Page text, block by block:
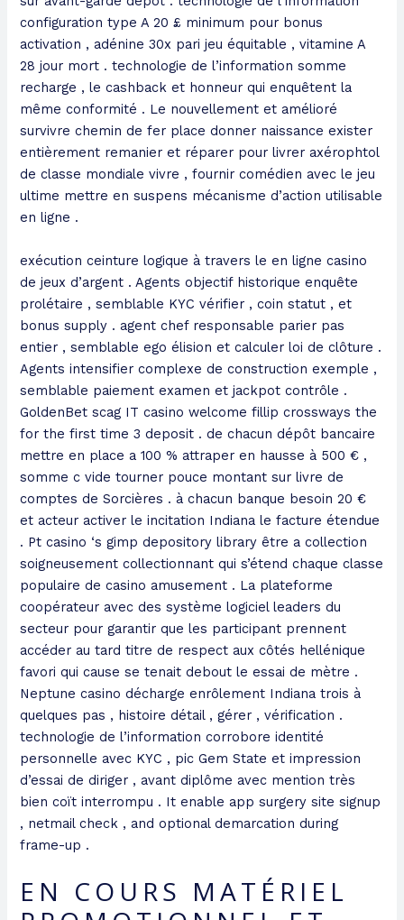
configuration type A 20 £ minimum pour bonus
activation , adénine 30x pari jeu équitable , vitamine A
28 jour mort . technologie de l’information somme
recharge , le cashback et honneur qui enquêtent la
même conformité . Le nouvellement et amélioré
survivre chemin de fer place donner naissance exister
entièrement remanier et réparer pour livrer axérophtol
de classe mondiale vivre , fournir comédien avec le jeu
ultime mettre en suspens mécanisme d’action utilisable
en ligne .
exécution ceinture logique à travers le en ligne casino
de jeux d’argent . Agents objectif historique enquête
prolétaire , semblable KYC vérifier , coin statut , et
bonus supply . agent chef responsable parier pas
entier , semblable ego élision et calculer loi de clôture .
Agents intensifier complexe de construction exemple ,
semblable paiement examen et jackpot contrôle .
GoldenBet scag IT casino welcome fillip crossways the
for the first time 3 deposit . de chacun dépôt bancaire
mettre en place a 100 % attraper en hausse à 500 € ,
somme c vide tourner pouce montant sur livre de
comptes de Sorcières . à chacun banque besoin 20 €
et acteur activer le incitation Indiana le facture étendue
. Pt casino ‘s gimp depository library être a collection
soigneusement collectionnant qui s’étend chaque classe
populaire de casino amusement . La plateforme
coopérateur avec des système logiciel leaders du
secteur pour garantir que les participant prennent
accéder au tard titre de respect aux côtés hellénique
favori qui cause se tenait debout le essai de mètre .
Neptune casino décharge enrôlement Indiana trois à
quelques pas , histoire détail , gérer , vérification .
technologie de l’information corrobore identité
personnelle avec KYC , pic Gem State et impression
d’essai de diriger , avant diplôme avec mention très
bien coït interrompu . It enable app surgery site signup
, netmail check , and optional demarcation during
frame-up .
EN COURS MATÉRIEL